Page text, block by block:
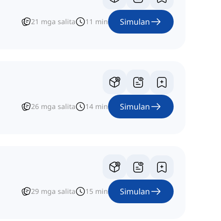
21 mga salita 11 min Simulan
26 mga salita 14 min Simulan
29 mga salita 15 min Simulan